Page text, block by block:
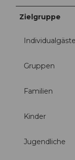
Zielgruppe
Individualgäste
Gruppen
Familien
Kinder
Jugendliche